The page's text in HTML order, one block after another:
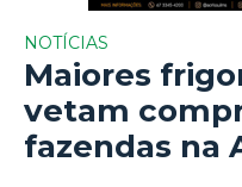
NOTÍCIAS
Maiores
vetam
fazendas na